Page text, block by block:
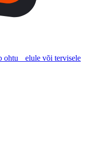
ohtu elule või tervisele